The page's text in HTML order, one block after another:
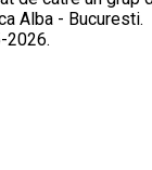
Alba - Bucuresti.
2026.